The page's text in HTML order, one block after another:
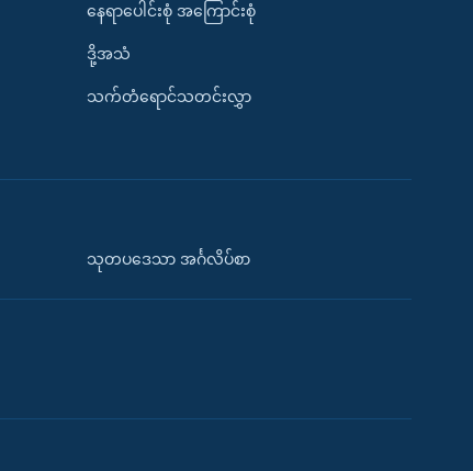
နေရာပေါင်းစုံ အကြောင်းစုံ
ဒို့အသံ
သက်တံရောင်သတင်းလွှာ
သုတပဒေသာ အင်္ဂလိပ်စာ